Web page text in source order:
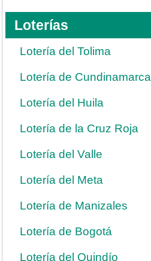
Loterías
Lotería del Tolima
Lotería de Cundinamarca
Lotería del Huila
Lotería de la Cruz Roja
Lotería del Valle
Lotería del Meta
Lotería de Manizales
Lotería de Bogotá
Lotería del Quindío